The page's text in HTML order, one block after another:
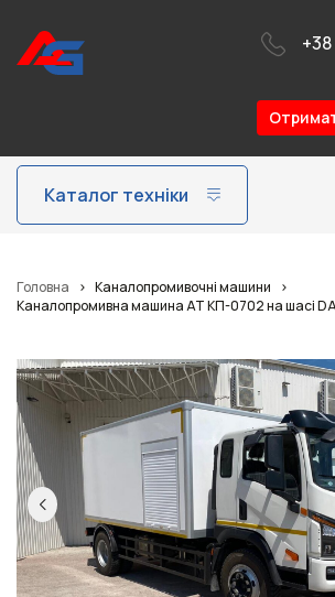
Каталог техніки
Головна > Каналопромивочні машини
>
Каналопромивна машина АТ КП-0702 на шасі